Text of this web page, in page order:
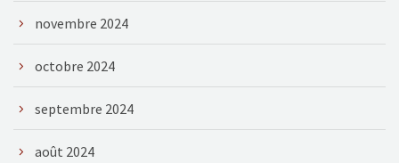
novembre 2024
octobre 2024
septembre 2024
août 2024